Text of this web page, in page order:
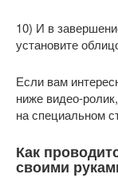
10) И в
установите
Если вам
ниже видео-
на специальном
Как
своими